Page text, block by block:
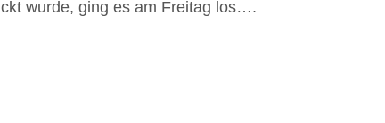
wurde, ging es am Freitag los….